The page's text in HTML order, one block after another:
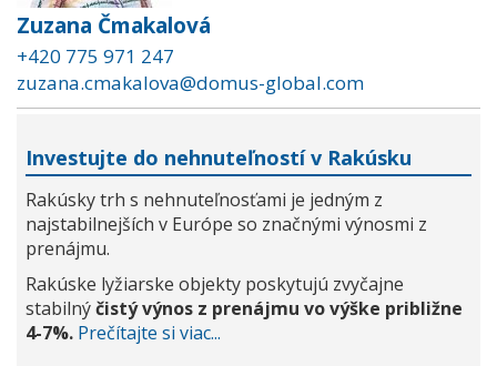
Zuzana Čmakalová
+420 775 971 247
zuzana.cmakalova@domus-global.com
Investujte do nehnuteľností v Rakúsku
Rakúsky trh s nehnuteľnosťami je jedným z
najstabilnejších v Európe so značnými výnosmi z
prenájmu.
Rakúske lyžiarske objekty poskytujú zvyčajne
stabilnýčistý výnos z prenájmu vo výške približne
4-7%. Prečítajte si viac...